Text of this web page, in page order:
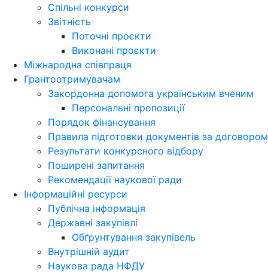
Спільні конкурси
Звітність
Поточні проєкти
Виконані проєкти
Міжнародна співпраця
Грантоотримувачам
Закордонна допомога українським вченим
Персональні пропозиції
Порядок фінансування
Правила підготовки документів за договором
Результати конкурсного відбору
Поширені запитання
Рекомендації наукової ради
Інформаційні ресурси
Публічна інформація
Державні закупівлі
Обґрунтування закупівель
Внутрішній аудит
Наукова рада НФДУ